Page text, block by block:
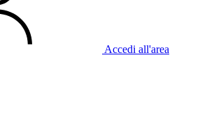
Accedi all'area